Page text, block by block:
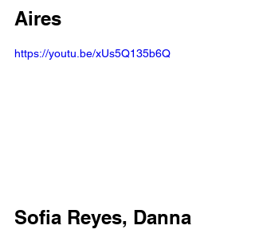
Aires
https://youtu.be/xUs5Q135b6Q
Sofia Reyes, Danna